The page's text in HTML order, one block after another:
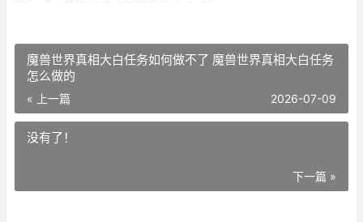
魔兽世界真相大白任务如何做不了 魔兽世界真相大白任务
怎么做的
« 上一篇 2026-07-09
没有了！
下一篇 »